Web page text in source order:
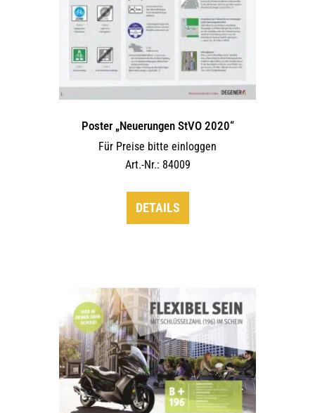
Poster „Neuerungen StVO 2020“
Für Preise bitte einloggen
Art.-Nr.: 84009
DETAILS